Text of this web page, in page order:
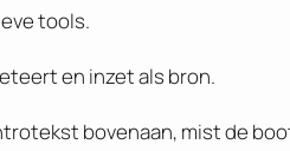
tools.
en inzet als bron.
bovenaan, mist de